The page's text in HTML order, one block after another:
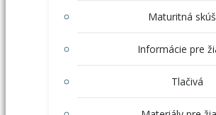
Maturitná
Informácie pre
Tlačivá